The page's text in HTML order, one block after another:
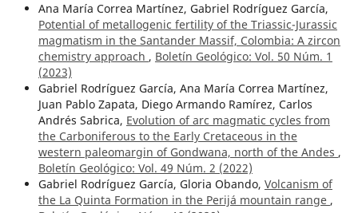
Ana María Correa Martínez, Gabriel Rodríguez García,
Potential of metallogenic fertility of the Triassic-Jurassic
magmatism in the Santander Massif, Colombia: A zircon
chemistry approach , Boletín Geológico: Vol. 50 Núm. 1
(2023)
Gabriel Rodríguez García, Ana María Correa Martínez,
Juan Pablo Zapata, Diego Armando Ramírez, Carlos
Andrés Sabrica, Evolution of arc magmatic cycles from
the Carboniferous to the Early Cretaceous in the
western paleomargin of Gondwana, north of the Andes ,
Boletín Geológico: Vol. 49 Núm. 2 (2022)
Gabriel Rodríguez García, Gloria Obando, Volcanism of
the La Quinta Formation in the Perijá mountain range ,